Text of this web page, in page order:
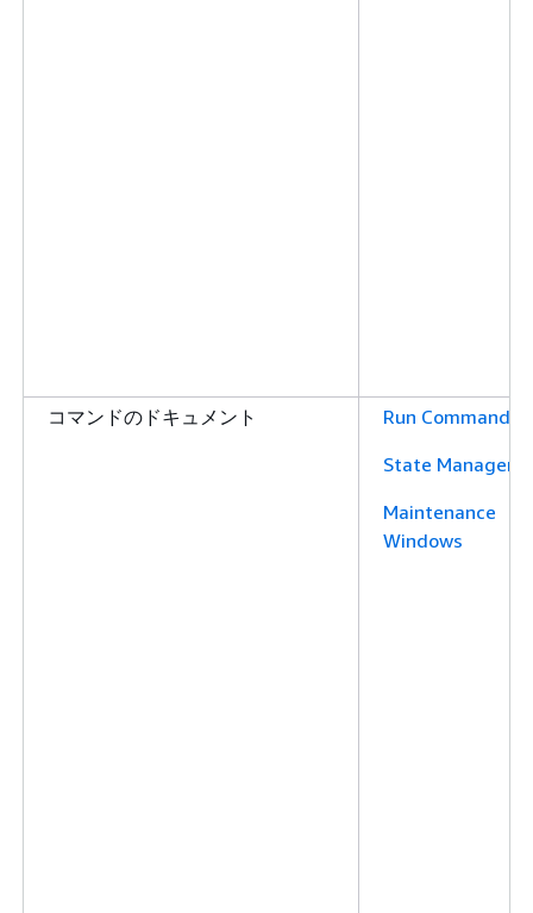
コマンドのドキュメント
Run Command
State Manager
Maintenance
Windows